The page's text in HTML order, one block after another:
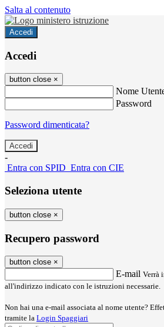
Salta al contenuto
Accedi
Accedi
button close ×
Nome
Password
Password dimenticata?
-
Entra con SPID Entra con CIE
Seleziona utente
button close ×
Recupero password
button close ×
E-mail Verrà
all'indirizzo indicato con le istruzioni necessarie.
Non hai una e-mail associata al nome utente?
tramite la Login Spaggiari